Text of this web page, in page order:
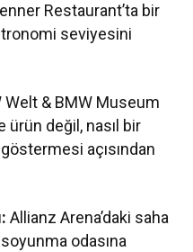
Restaurant’ta bir
seviyesini
Welt & BMW Museum
ürün değil, nasıl bir
göstermesi açısından
Allianz Arena’daki saha
odasına